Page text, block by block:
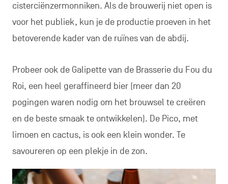
cisterciënzermonniken. Als de brouwerij niet open is
voor het publiek, kun je de productie proeven in het
betoverende kader van de ruïnes van de abdij.
Probeer ook de Galipette van de Brasserie du Fou du
Roi, een heel geraffineerd bier (meer dan 20
pogingen waren nodig om het brouwsel te creëren
en de beste smaak te ontwikkelen). De Pico, met
limoen en cactus, is ook een klein wonder. Te
savoureren op een plekje in de zon.